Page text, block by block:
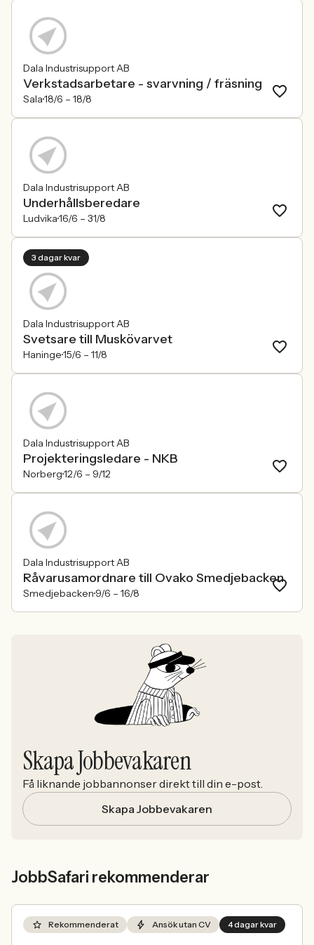
Dala Industrisupport AB
Verkstadsarbetare - svarvning / fräsning
Sala18/6 – 18/8
Dala Industrisupport AB
Underhållsberedare
Ludvika16/6 – 31/8
3 dagar kvar
Dala Industrisupport AB
Svetsare till Muskövarvet
Haninge15/6 – 11/8
Dala Industrisupport AB
Projekteringsledare - NKB
Norberg12/6 – 9/12
Dala Industrisupport AB
Råvarusamordnare till Ovako Smedjebacken
Smedjebacken 9/6 – 16/8
Skapa Jobbevakaren
Få liknande jobbannonser direkt till din e-post.
Skapa Jobbevakaren
JobbSafari rekommenderar
Rekommenderat Ansök utan CV 4 dagar kvar